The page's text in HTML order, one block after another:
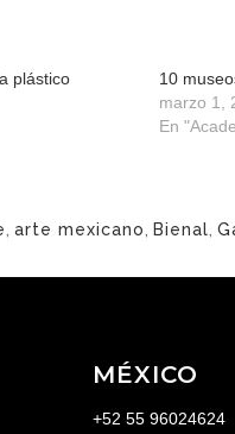
plástico
10
marzo 1,
En
, arte mexicano, Bienal,
MÉXICO
+52 55 96024624